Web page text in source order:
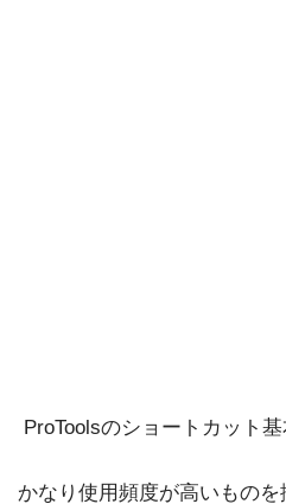
ProToolsのショートカット基
かなり使用頻度が高いものを